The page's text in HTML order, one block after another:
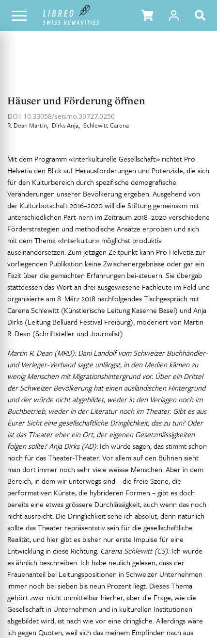
NOTRE CATALOGUE TABLE DES MATIÈRES
Häuser und Förderung öffnen
DOI: 10.33058/seismo.30727.0250
R. Dean Martin Dirks Anja Schlewitt Carena
Mit dem Programm «Interkulturelle Gesellschaft» richtet Pro
Helvetia den Blick auf Herausforderungen und Potenziale, die sich
für den Kulturbereich durch spezifische demografische
Veränderungen unserer Bevölkerung ergeben. Ausgehend von
der Kulturbotschaft 2016–2020 will die Stiftung gemeinsam mit
unterschiedlichen Part-nern im Zeitraum 2018–2020 verschiedene
Förderstrategien und methodische Ansätze erproben und sich
mit dem Thema «Interkultur» möglichst produktiv
auseinandersetzen. Zum jetzigen Zeitpunkt kann Pro Helvetia zur
vorliegenden Publikation keine Zwischenergebnisse oder gar ein
Fazit über die gemachten Erfahrungen bei-steuern. Sie übergab
stattdessen das Wort an drei ausgewiesene Fachleute im Feld und
organisierte am 8. März 2018 nachfolgendes Tischgespräch mit
Carena Schlewitt (Künstlerische Leitung Kaserne Basel) und Anja
Dirks (Leitung Belluard Festival Freiburg), moderiert von Martin
R. Dean (Schriftsteller und Journalist).
Martin R. Dean (MRD): Dani Landolf vom Schweizer Buchhändler-
und Verleger-Verband sagte unlängst, in den Medien kämen zu
wenig Menschen mit Migrationshintergrund vor. Über ein Drittel
der Schweizer Bevölkerung hat einen ausländischen Hintergrund
und der würde nicht abgebildet, weder in den Verlagen noch im
Buchbetrieb, weder in der Literatur noch im Theater. Gibt es aus
Eurer Sicht eine gesellschaftliche Dringlichkeit, das zu tun? Oder
ist das Theater eher ein Ort, der eigenen Gesetzmässigkeiten
folgen sollte? Anja Dirks (AD):Ich würde sagen, das stimmt schon
noch für das Theater-Theater. Vor allem auf den Bühnen sieht
man dort immer noch sehr viele weisse Menschen. Aber in dem
Bereich, in dem wir unterwegs sind – die freie Szene, die
performativen Künste, die hybrideren Formen – gibt es doch
bereits eine etwas grössere Durchlässigkeit, auch wenn das noch
nicht ausreicht. Die Dringlichkeit sehe ich absolut, denn natürlich
sollte das Theater repräsentativ sein für die gesellschaftliche
Realität, und hier gibt es bisher nur erste Impulse für eine
Entwicklung in diese Richtung. Carena Schlewitt (CS):Ich würde
es ähnlich beschreiben. Ich habe neulich gelesen, dass der
Frauenanteil bei Leitungspositionen in Schweizer Unternehmen
immer noch bei sieben bis neun Prozent liegt. Dieses Thema
gehört zwar nicht unmittelbar hierher, aber die Frage, wie die
Gesellschaft in Unternehmen und in kulturellen Institutionen
abgebildet wird, ist nach wie vor eine dringliche. Allerdings wäre
ich gegen Quoten, weil sich das meinem Empfinden nach aus